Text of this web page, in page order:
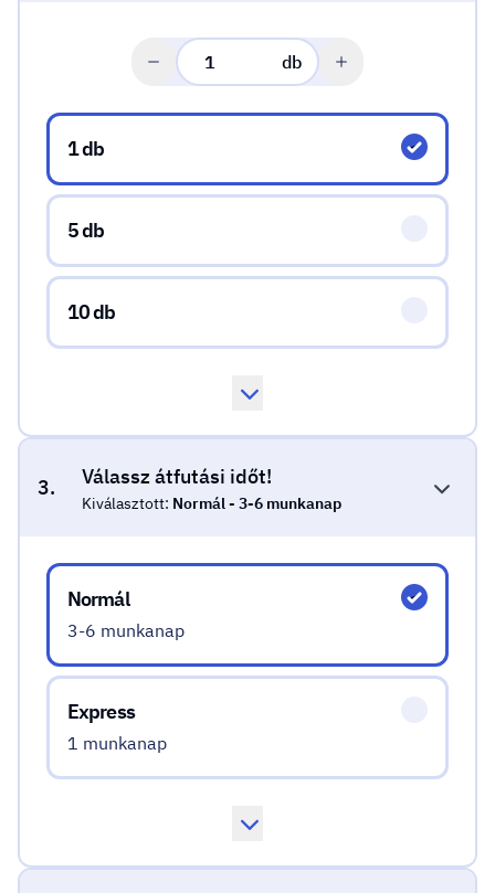
db
Válassz mennyiséget!
1 db
5 db
10 db
3. Válassz átfutási időt!
Kiválasztott: Normál - 3-6 munkanap
Válassz átfutási időt!
Normál
3-6 munkanap
Express
1 munkanap